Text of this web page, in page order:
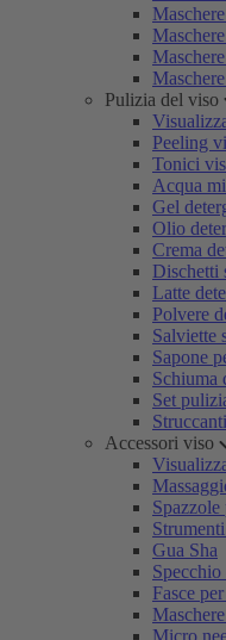
Pulizia del viso
Peeling
Tonici
Acqua
Gel
Olio
Crema
Dischetti
Latte
Polvere
Salviette
Sapone
Schiuma
Set
Struccanti
Accessori viso
Gua Sha
Fasce
Micro